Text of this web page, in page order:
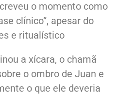
o momento como
clínico”, apesar do
e ritualístico
a xícara, o chamã
o ombro de Juan e
o que ele deveria